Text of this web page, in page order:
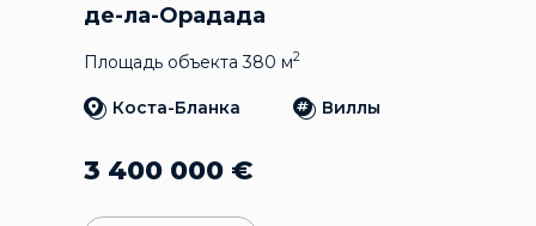
де-ла-Орадада
Площадь объекта 380 м2
Коста-Бланка Виллы
3 400 000 €